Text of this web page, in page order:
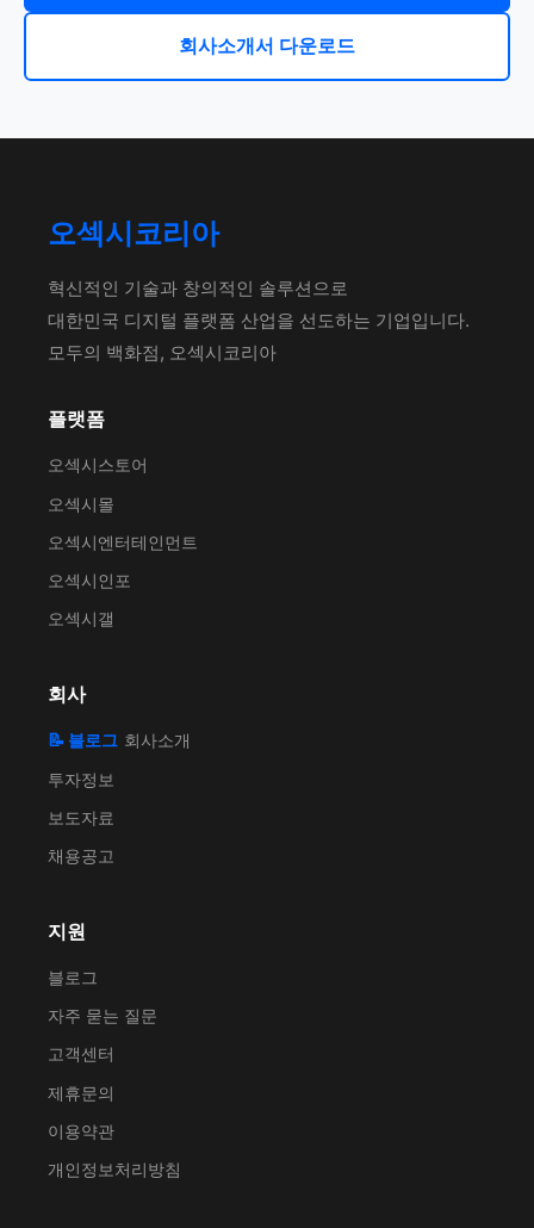
회사소개서 다운로드
오섹시코리아
혁신적인 기술과 창의적인 솔루션으로
대한민국 디지털 플랫폼 산업을 선도하는 기업입니다.
모두의 백화점, 오섹시코리아
플랫폼
오섹시스토어
오섹시몰
오섹시엔터테인먼트
오섹시인포
오섹시갤
회사
📝 블로그 회사소개
투자정보
보도자료
채용공고
지원
블로그
자주 묻는 질문
고객센터
제휴문의
이용약관
개인정보처리방침